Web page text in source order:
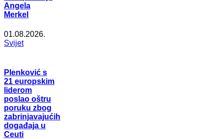
Angela
Merkel
01.08.2026.
Svijet
Plenković s
21 europskim
liderom
poslao oštru
poruku zbog
zabrinjavajućih
događaja u
Ceuti